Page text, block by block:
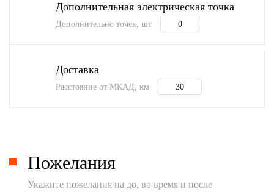
Дополнительная электрическая точка
Дополнительно точек, шт
Доставка
Расстояние от МКАД, км
Пожелания
Укажите пожелания на до, во время и после